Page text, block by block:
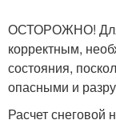
ОСТОРОЖНО! Для
корректным,
состояния,
опасными и
Расчет снеговой